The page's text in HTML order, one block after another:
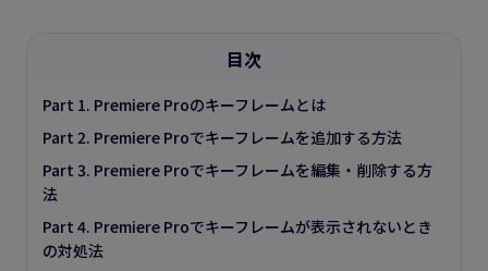
目次
Part 1. Premiere Proのキーフレームとは
Part 2. Premiere Proでキーフレームを追加する方法
Part 3. Premiere Proでキーフレームを編集・削除する方
法
Part 4. Premiere Proでキーフレームが表示されないとき
の対処法